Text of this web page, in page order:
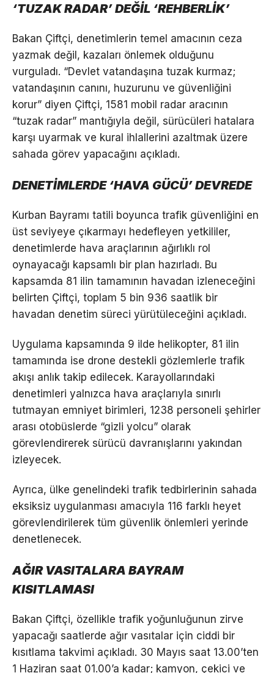
‘TUZAK RADAR’ DEĞİL ‘REHBERLİK’
Bakan Çiftçi, denetimlerin temel amacının ceza
yazmak değil, kazaları önlemek olduğunu
vurguladı. “Devlet vatandaşına tuzak kurmaz;
vatandaşının canını, huzurunu ve güvenliğini
korur” diyen Çiftçi, 1581 mobil radar aracının
“tuzak radar” mantığıyla değil, sürücüleri hatalara
karşı uyarmak ve kural ihlallerini azaltmak üzere
sahada görev yapacağını açıkladı.
DENETİMLERDE ‘HAVA GÜCÜ’ DEVREDE
Kurban Bayramı tatili boyunca trafik güvenliğini en
üst seviyeye çıkarmayı hedefleyen yetkililer,
denetimlerde hava araçlarının ağırlıklı rol
oynayacağı kapsamlı bir plan hazırladı. Bu
kapsamda 81 ilin tamamının havadan izleneceğini
belirten Çiftçi, toplam 5 bin 936 saatlik bir
havadan denetim süreci yürütüleceğini açıkladı.
Uygulama kapsamında 9 ilde helikopter, 81 ilin
tamamında ise drone destekli gözlemlerle trafik
akışı anlık takip edilecek. Karayollarındaki
denetimleri yalnızca hava araçlarıyla sınırlı
tutmayan emniyet birimleri, 1238 personeli şehirler
arası otobüslerde “gizli yolcu” olarak
görevlendirerek sürücü davranışlarını yakından
izleyecek.
Ayrıca, ülke genelindeki trafik tedbirlerinin sahada
eksiksiz uygulanması amacıyla 116 farklı heyet
görevlendirilerek tüm güvenlik önlemleri yerinde
denetlenecek.
AĞIR VASITALARA BAYRAM
KISITLAMASI
Bakan Çiftçi, özellikle trafik yoğunluğunun zirve
yapacağı saatlerde ağır vasıtalar için ciddi bir
kısıtlama takvimi açıkladı. 30 Mayıs saat 13.00’ten
1 Haziran saat 01.00’a kadar; kamyon, çekici ve